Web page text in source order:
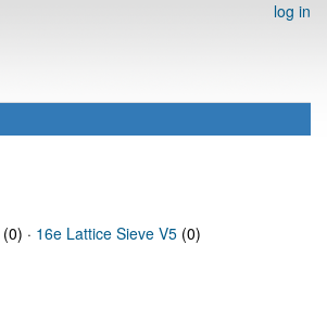
log in
(0) · 16e Lattice Sieve V5 (0)